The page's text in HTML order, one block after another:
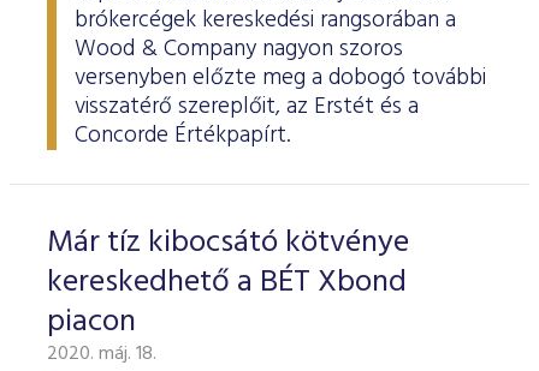
brókercégek kereskedési rangsorában a
Wood & Company nagyon szoros
versenyben előzte meg a dobogó további
visszatérő szereplőit, az Erstét és a
Concorde Értékpapírt.
Már tíz kibocsátó kötvénye
kereskedhető a BÉT Xbond
piacon
2020. máj. 18.